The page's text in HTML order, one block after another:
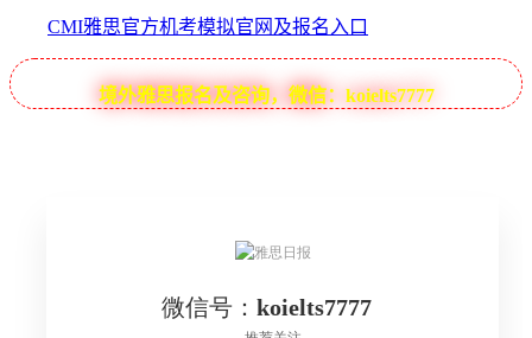
CMI雅思官方机考模拟官网及报名入口
境外雅思报名及咨询，微信：koielts7777